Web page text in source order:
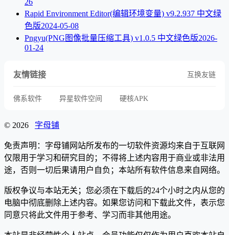
26
Rapid Environment Editor(编辑环境变量) v9.2.937 中文绿
色版2024-05-08
Pngyu(PNG图像批量压缩工具) v1.0.5 中文绿色版2026-
01-24
友情链接 互换友链
佛系软件 异星软件空间 硬核APK
© 2026 字母铺
免责声明：字母铺网站所发布的一切软件资源均来自于互联网
仅限用于学习和研究目的；不得将上述内容用于商业或非法用
途，否则一切后果请用户自负；本站所有软件信息来自网络。
版权争议与本站无关；您必须在下载后的24个小时之内从您的
电脑中彻底删除上述内容。如果您访问和下载此文件，表示您
同意只将此文件用于参考、学习而非其他用途。